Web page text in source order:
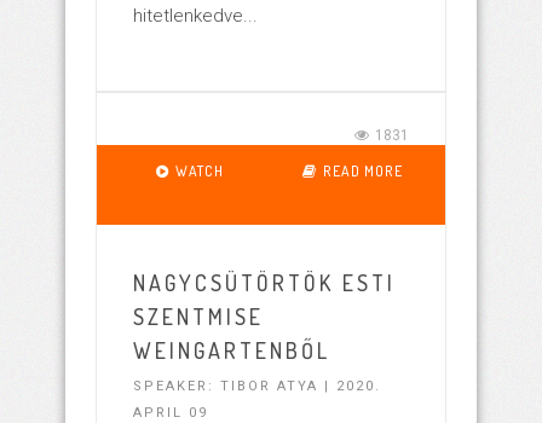
hitetlenkedve...
1831
WATCH READ MORE
NAGYCSÜTÖRTÖK ESTI
SZENTMISE
WEINGARTENBŐL
SPEAKER: TIBOR ATYA | 2020.
APRIL 09